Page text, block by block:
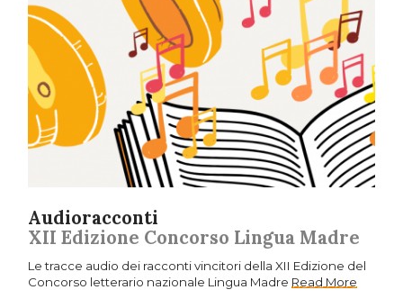
Audioracconti
XII Edizione Concorso Lingua Madre
Le tracce audio dei racconti vincitori della XII Edizione del
Concorso letterario nazionale Lingua Madre Read More